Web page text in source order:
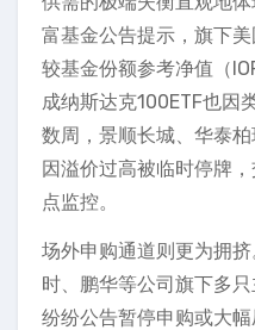
富基金公告提示，旗下
较基金份额参考净值（
成纳斯达克100ETF也因
数周，景顺长城、华泰
因溢价过高被临时停牌
点监控。
场外申购通道则更为拥
时、鹏华等公司旗下多只
纷纷公告暂停申购或大